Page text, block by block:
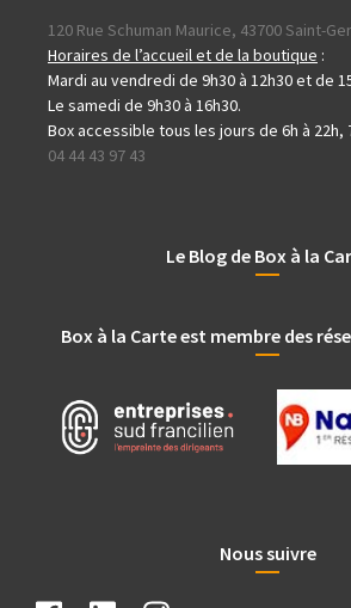
120 Rue Schuman Maurice, 43700 Saint-
Horaires de l’accueil et de la boutique :
Mardi au vendredi de 9h30 à 12h30 et de
Le samedi de 9h30 à 16h30.
Box accessible tous les jours de 6h à 22h,
04 44 43 97 43
Le Blog de Box à la
Box à la Carte est membre des
Nous suivre